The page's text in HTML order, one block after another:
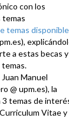
con los
temas
temas
a estas becas
Manuel
@ upm.es), la
3 temas de
Vitae y